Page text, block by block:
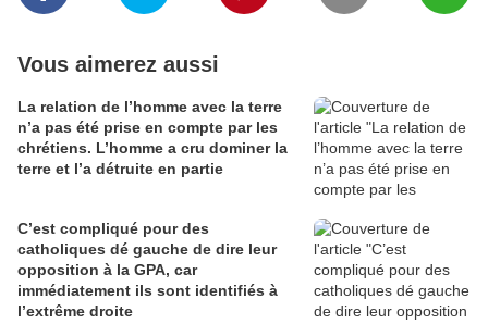
Vous aimerez aussi
La relation de l’homme avec la terre
n’a pas été prise en compte par les
chrétiens. L’homme a cru dominer la
terre et l’a détruite en partie
C’est compliqué pour des
catholiques dé gauche de dire leur
opposition à la GPA, car
immédiatement ils sont identifiés à
l’extrême droite